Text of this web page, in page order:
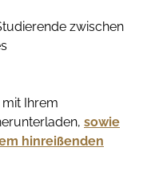
zwischen
Ihrem
sowie
hinreißenden